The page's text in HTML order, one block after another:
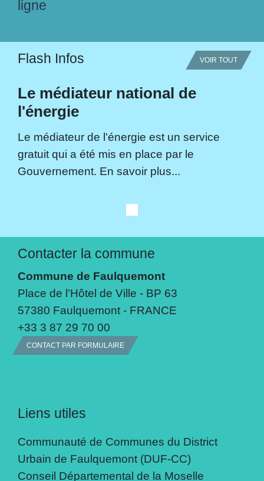
ligne
Flash Infos VOIR TOUT
Le médiateur national de
l'énergie
Le médiateur de l'énergie est un service
gratuit qui a été mis en place par le
Gouvernement. En savoir plus...
Contacter la commune
Commune de Faulquemont
Place de l'Hôtel de Ville - BP 63
57380 Faulquemont - FRANCE
+33 3 87 29 70 00
CONTACT PAR FORMULAIRE
Liens utiles
Communauté de Communes du District
Urbain de Faulquemont (DUF-CC)
Conseil Départemental de la Moselle